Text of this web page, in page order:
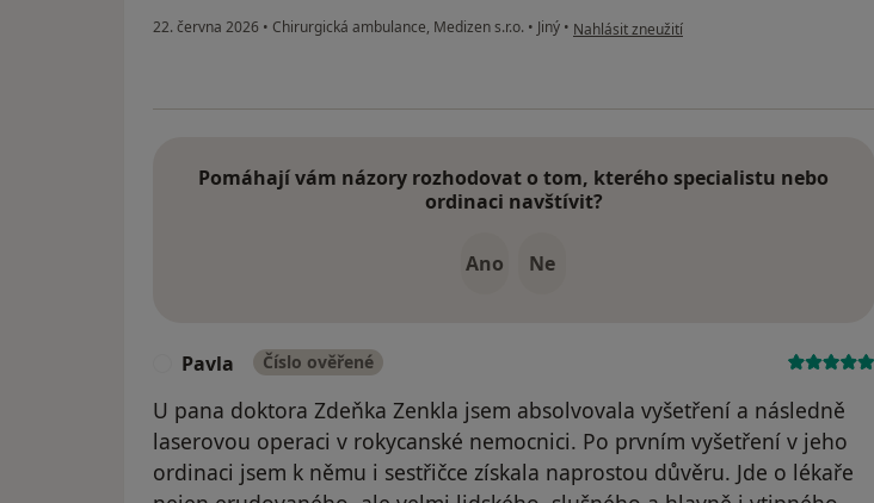
22. června 2026 • Chirurgická ambulance, Medizen s.r.o. • Jiný • podle názoru uživatele JŠ
Nahlásit zneužití
Pomáhají vám názory rozhodovat o tom, kterého specialistu nebo
ordinaci navštívit?
Ano Ne
Pavla Číslo ověřené
U pana doktora Zdeňka Zenkla jsem absolvovala vyšetření a následně
laserovou operaci v rokycanské nemocnici. Po prvním vyšetření v jeho
ordinaci jsem k němu i sestřičce získala naprostou důvěru. Jde o lékaře